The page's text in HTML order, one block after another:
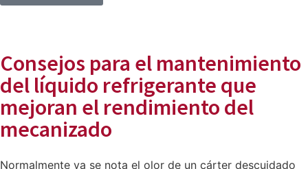
Consejos para el mantenimiento
del líquido refrigerante que
mejoran el rendimiento del
mecanizado
Normalmente ya se nota el olor de un cárter descuidado